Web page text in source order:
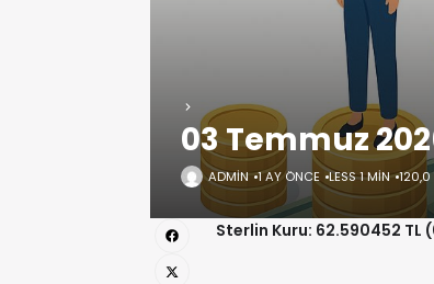
03 Temmuz
ADMIN 1 AY ÖNCE LESS 1 MIN 120,0
Sterlin Kuru: 62.590452 TL